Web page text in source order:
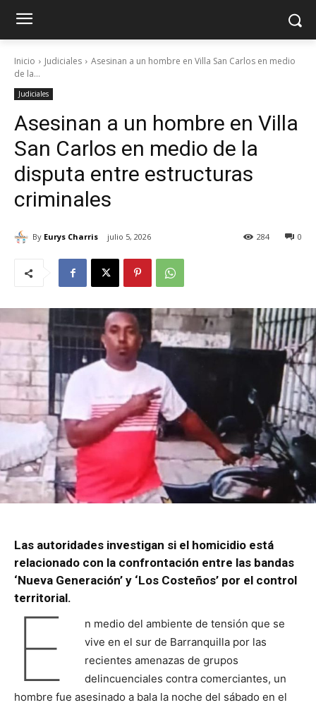
Inicio Judiciales
Asesinan a un hombre en Villa San Carlos en medio
de la...
Judiciales
Asesinan a un hombre en Villa
San Carlos en medio de la
disputa entre estructuras
criminales
By Eurys Charris julio 5, 2026 0
284
Las autoridades investigan si el homicidio está
relacionado con la confrontación entre las bandas
‘Nueva Generación’ y ‘Los Costeños’ por el control
territorial.
E
n medio del ambiente de tensión que se
vive en el sur de Barranquilla por las
recientes amenazas de grupos
delincuenciales contra comerciantes, un
hombre fue asesinado a bala la noche del sábado en el